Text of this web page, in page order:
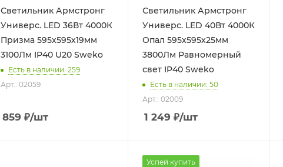
Светильник Армстронг
Универс. LED 36Вт 4000К
Призма 595х595х19мм
3100Лм IP40 U20 Sweko
Есть в наличии: 259
Арт.: 02059
859 ₽/шт
Светильник Армстронг
Универс. LED 40Вт 4000К
Опал 595х595х25мм
3800Лм Равномерный
свет IP40 Sweko
Есть в наличии: 50
Арт.: 02009
1 249 ₽/шт
Успей купить